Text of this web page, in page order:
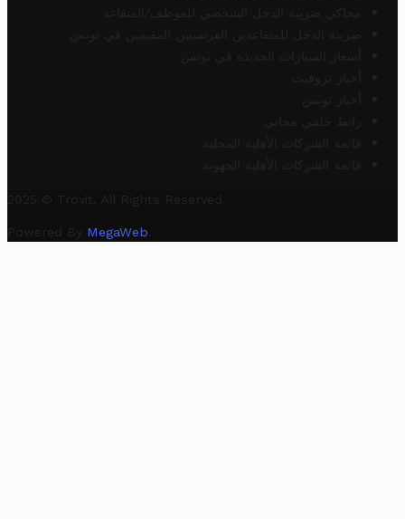
محاكي ضريبة الدخل الشخصي للموظف/المتقاعد
ضريبة الدخل للمتقاعدين الفرنسيين المقيمين في تونس
أسعار السيارات الجديدة في تونس
أخبار تروفيت
أخبار تونس
رابط خلفي مجاني
قائمة الشركات الأهلية المحلية
قائمة الشركات الأهلية الجهوية
2025 © Trovit. All Rights Reserved.
Powered By MegaWeb